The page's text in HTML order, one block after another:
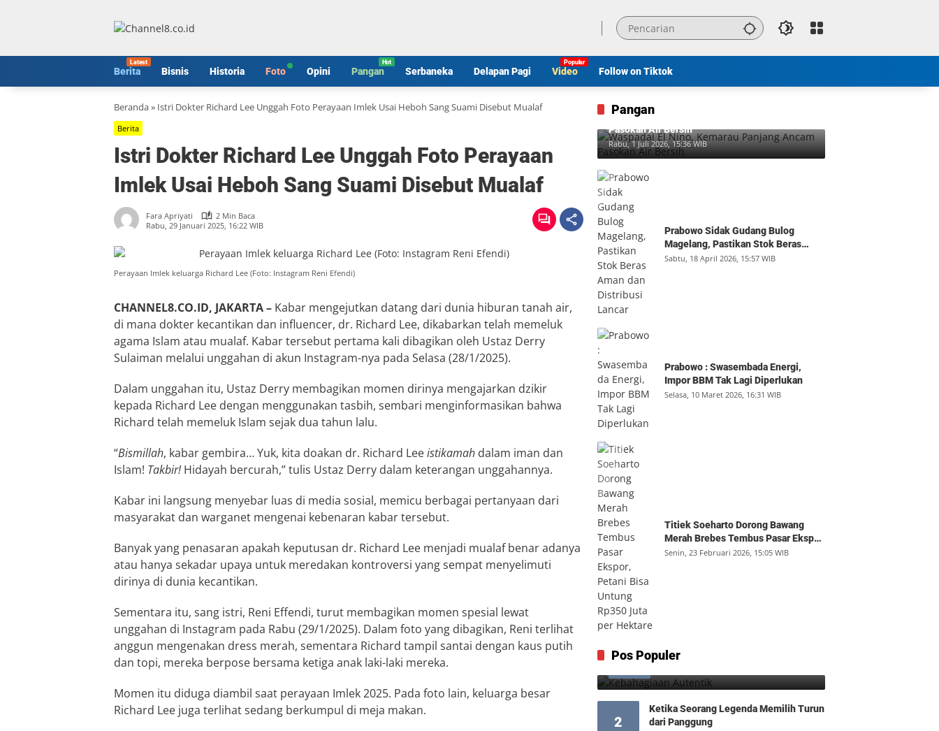
Berita Bisnis Historia Foto Opini Pangan Serbaneka Delapan Pagi Video Follow on Tiktok
Beranda» Istri Dokter Richard Lee Unggah Foto Perayaan Imlek Usai Heboh Sang Suami Disebut Mualaf
Berita
Istri Dokter Richard Lee Unggah Foto Perayaan
Imlek Usai Heboh Sang Suami Disebut Mualaf
Fara Apriyati
2 Min Baca
Rabu, 29 Januari 2025, 16:22 WIB
Perayaan Imlek keluarga Richard Lee (Foto: Instagram Reni Efendi)
CHANNEL8.CO.ID, JAKARTA – Kabar mengejutkan datang dari dunia hiburan tanah air,
di mana dokter kecantikan dan influencer, dr. Richard Lee, dikabarkan telah memeluk
agama Islam atau mualaf. Kabar tersebut pertama kali dibagikan oleh Ustaz Derry
Sulaiman melalui unggahan di akun Instagram-nya pada Selasa (28/1/2025).
Dalam unggahan itu, Ustaz Derry membagikan momen dirinya mengajarkan dzikir
kepada Richard Lee dengan menggunakan tasbih, sembari menginformasikan bahwa
Richard telah memeluk Islam sejak dua tahun lalu.
“Bismillah, kabar gembira… Yuk, kita doakan dr. Richard Leeistikamah dalam iman dan
Islam! Takbir!Hidayah bercurah,” tulis Ustaz Derry dalam keterangan unggahannya.
Kabar ini langsung menyebar luas di media sosial, memicu berbagai pertanyaan dari
masyarakat dan warganet mengenai kebenaran kabar tersebut.
Banyak yang penasaran apakah keputusan dr. Richard Lee menjadi mualaf benar adanya
atau hanya sekadar upaya untuk meredakan kontroversi yang sempat menyelimuti
dirinya di dunia kecantikan.
Sementara itu, sang istri, Reni Effendi, turut membagikan momen spesial lewat
unggahan di Instagram pada Rabu (29/1/2025). Dalam foto yang dibagikan, Reni terlihat
anggun mengenakan dress merah, sementara Richard tampil santai dengan kaus putih
dan topi, mereka berpose bersama ketiga anak laki-laki mereka.
Momen itu diduga diambil saat perayaan Imlek 2025. Pada foto lain, keluarga besar
Richard Lee juga terlihat sedang berkumpul di meja makan.
Pangan
Waspadai El Nino, Kemarau Panjang Ancam
Pasokan Air Bersih
Rabu, 1 Juli 2026, 15:36 WIB
Prabowo Sidak Gudang Bulog
Magelang, Pastikan Stok Beras
Aman dan Distribusi Lancar
Sabtu, 18 April 2026, 15:57 WIB
Prabowo : Swasembada Energi,
Impor BBM Tak Lagi Diperlukan
Selasa, 10 Maret 2026, 16:31 WIB
Titiek Soeharto Dorong Bawang
Merah Brebes Tembus Pasar Ekspor,
Petani Bisa Untung Rp350 Juta per
Senin, 23 Februari 2026, 15:05 WIB
Pos Populer
1 Kebahagiaan Autentik
2
Ketika Seorang Legenda Memilih Turun
dari Panggung